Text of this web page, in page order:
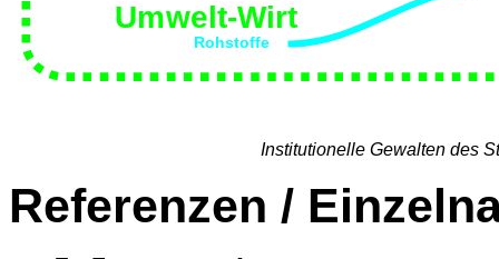
Institutionelle Gewalten des
Referenzen /